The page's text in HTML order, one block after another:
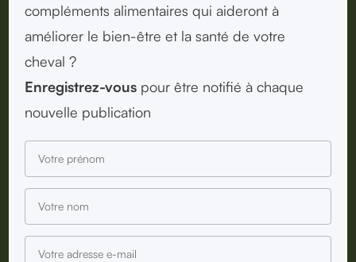
compléments alimentaires qui aideront à
améliorer le bien-être et la santé de votre
cheval ?
Enregistrez-vous pour être notifié à chaque
nouvelle publication